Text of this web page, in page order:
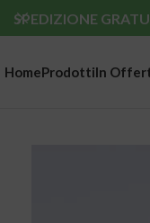
HomeProdottiIn
SPEDIZIONE